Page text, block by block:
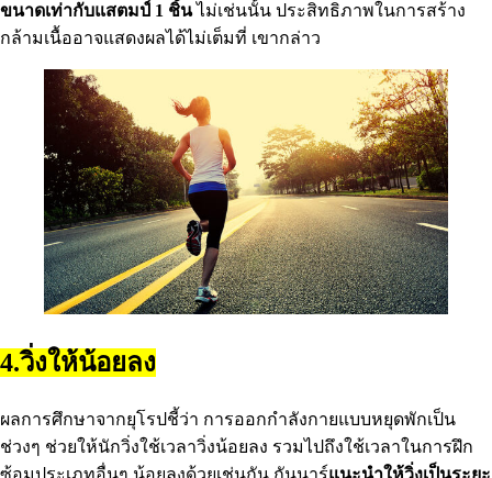
ขนาดเท่ากับแสตมป์ 1 ชิ้นไม่เช่นนั้น ประสิทธิภาพในการสร้าง
กล้ามเนื้ออาจแสดงผลได้ไม่เต็มที่ เขากล่าว
4.วิ่งให้น้อยลง
ผลการศึกษาจากยุโรปชี้ว่า การออกกําลังกายแบบหยุดพักเป็น
ช่วงๆ ช่วยให้นักวิ่งใช้เวลาวิ่งน้อยลง รวมไปถึงใช้เวลาในการฝึก